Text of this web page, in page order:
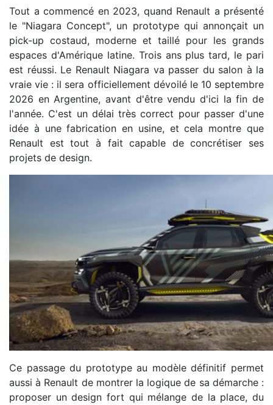
Tout a commencé en 2023, quand Renault a présenté
le "Niagara Concept", un prototype qui annonçait un
pick-up costaud, moderne et taillé pour les grands
espaces d'Amérique latine. Trois ans plus tard, le pari
est réussi. Le Renault Niagara va passer du salon à la
vraie vie : il sera officiellement dévoilé le 10 septembre
2026 en Argentine, avant d'être vendu d'ici la fin de
l'année. C'est un délai très correct pour passer d'une
idée à une fabrication en usine, et cela montre que
Renault est tout à fait capable de concrétiser ses
projets de design.
Ce passage du prototype au modèle définitif permet
aussi à Renault de montrer la logique de sa démarche :
proposer un design fort qui mélange de la place, du